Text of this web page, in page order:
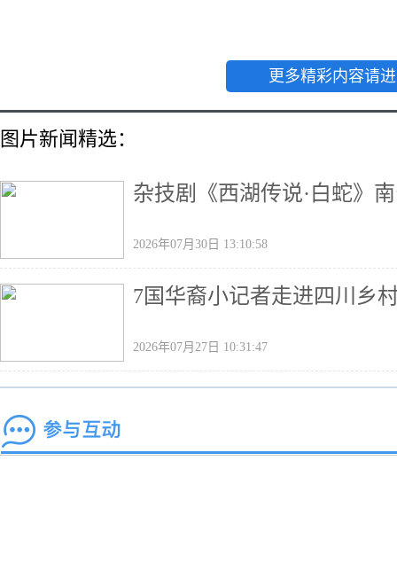
更多精彩内容请
图片新闻精选：
杂技剧《西湖传说·白蛇》
2026年07月30日 13:10:58
7国华裔小记者走进四川乡
2026年07月27日 10:31:47